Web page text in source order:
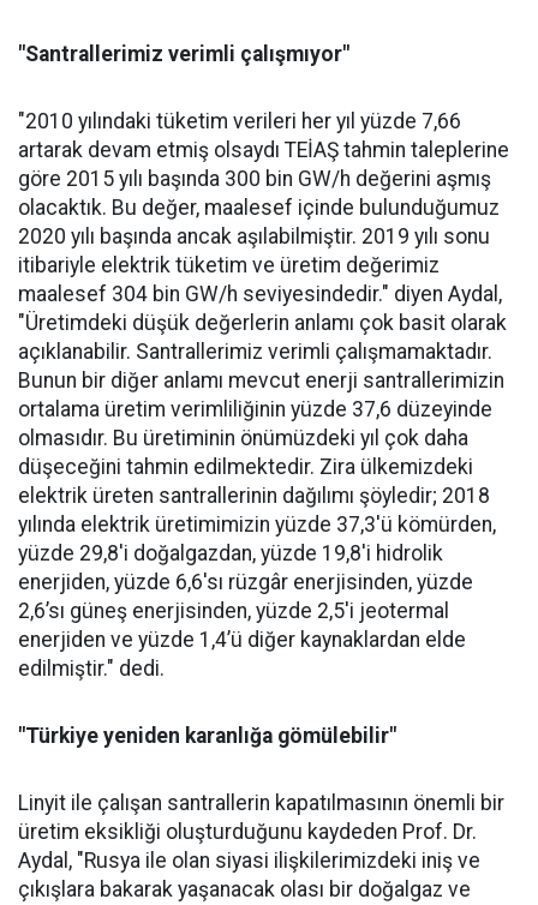
"Santrallerimiz verimli çalışmıyor"
"2010 yılındaki tüketim verileri her yıl yüzde 7,66
artarak devam etmiş olsaydı TEİAŞ tahmin taleplerine
göre 2015 yılı başında 300 bin GW/h değerini aşmış
olacaktık. Bu değer, maalesef içinde bulunduğumuz
2020 yılı başında ancak aşılabilmiştir. 2019 yılı sonu
itibariyle elektrik tüketim ve üretim değerimiz
maalesef 304 bin GW/h seviyesindedir." diyen Aydal,
"Üretimdeki düşük değerlerin anlamı çok basit olarak
açıklanabilir. Santrallerimiz verimli çalışmamaktadır.
Bunun bir diğer anlamı mevcut enerji santrallerimizin
ortalama üretim verimliliğinin yüzde 37,6 düzeyinde
olmasıdır. Bu üretiminin önümüzdeki yıl çok daha
düşeceğini tahmin edilmektedir. Zira ülkemizdeki
elektrik üreten santrallerinin dağılımı şöyledir; 2018
yılında elektrik üretimimizin yüzde 37,3'ü kömürden,
yüzde 29,8'i doğalgazdan, yüzde 19,8'i hidrolik
enerjiden, yüzde 6,6'sı rüzgâr enerjisinden, yüzde
2,6’sı güneş enerjisinden, yüzde 2,5'i jeotermal
enerjiden ve yüzde 1,4’ü diğer kaynaklardan elde
edilmiştir." dedi.
"Türkiye yeniden karanlığa gömülebilir"
Linyit ile çalışan santrallerin kapatılmasının önemli bir
üretim eksikliği oluşturduğunu kaydeden Prof. Dr.
Aydal, "Rusya ile olan siyasi ilişkilerimizdeki iniş ve
çıkışlara bakarak yaşanacak olası bir doğalgaz ve